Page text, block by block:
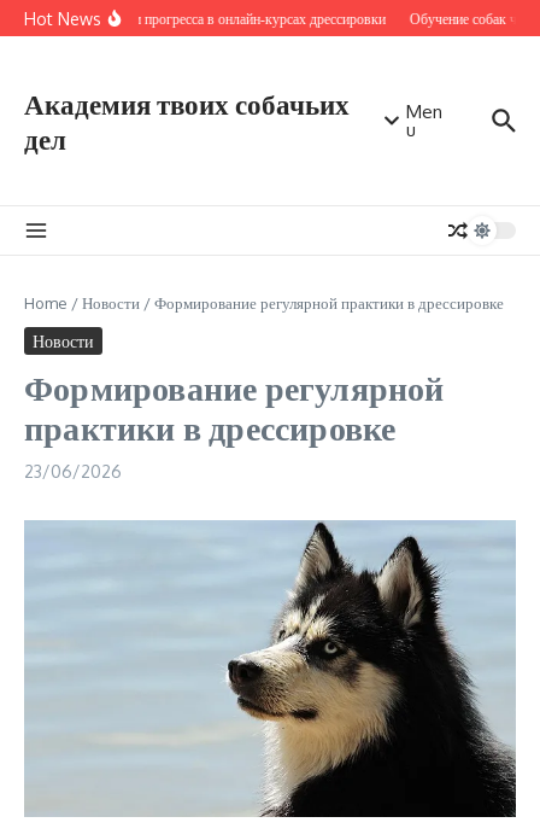
Перейти к содержанию
Hot NewsКритерии прогресса в онлайн‑курсах дрессировки Обучение собак
Академия твоих собачьих
дел
Men
u
Home /Новости /Формирование регулярной практики в дрессировке
Новости
Формирование регулярной
практики в дрессировке
23/06/2026